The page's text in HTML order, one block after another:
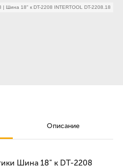
| Шина 18" к DT-2208 INTERTOOL DT-2208.18
Описание
Шина 18" к DT-2208